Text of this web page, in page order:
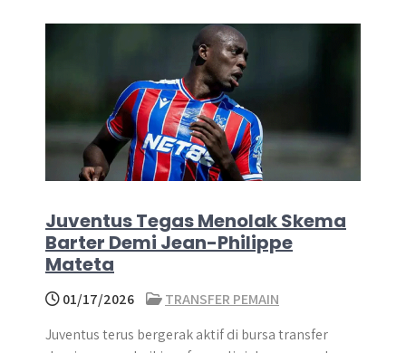
Juventus Tegas Menolak Skema
Barter Demi Jean-Philippe
Mateta
01/17/2026
TRANSFER PEMAIN
Juventus terus bergerak aktif di bursa transfer